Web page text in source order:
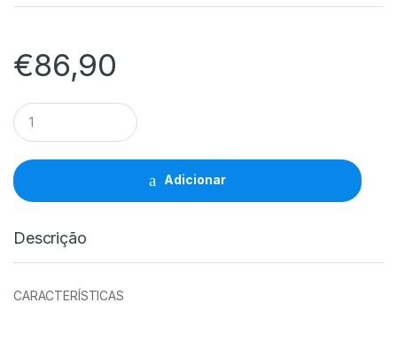
€86,90
Toner
Compativel
HP
W9131MC/W9121MC
CY
quantidade
Adicionar
Descrição
CARACTERÍSTICAS